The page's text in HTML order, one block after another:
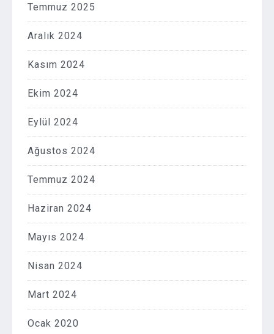
Temmuz 2025
Aralık 2024
Kasım 2024
Ekim 2024
Eylül 2024
Ağustos 2024
Temmuz 2024
Haziran 2024
Mayıs 2024
Nisan 2024
Mart 2024
Ocak 2020